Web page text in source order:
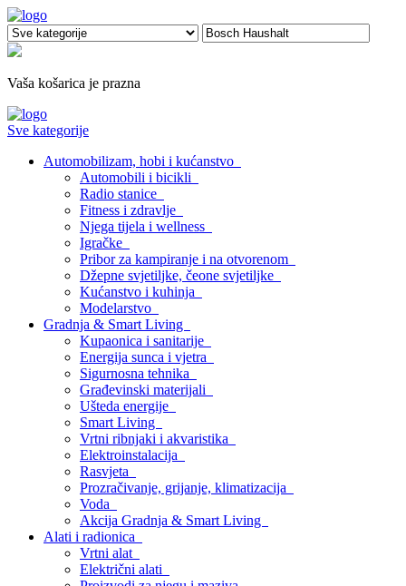
Vaša košarica je prazna
Sve kategorije
Automobilizam, hobi i kućanstvo
Automobili i bicikli
Radio stanice
Fitness i zdravlje
Njega tijela i wellness
Igračke
Pribor za kampiranje i na otvorenom
Džepne svjetiljke, čeone svjetiljke
Kućanstvo i kuhinja
Modelarstvo
Gradnja & Smart Living
Kupaonica i sanitarije
Energija sunca i vjetra
Sigurnosna tehnika
Građevinski materijali
Ušteda energije
Smart Living
Vrtni ribnjaki i akvaristika
Elektroinstalacija
Rasvjeta
Prozračivanje, grijanje, klimatizacija
Voda
Akcija Gradnja & Smart Living
Alati i radionica
Vrtni alat
Električni alati